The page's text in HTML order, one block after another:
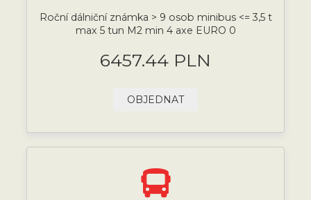
Roční dálniční známka > 9 osob minibus <= 3,5 t
max 5 tun M2 min 4 axe EURO 0
6457.44 PLN
OBJEDNAT